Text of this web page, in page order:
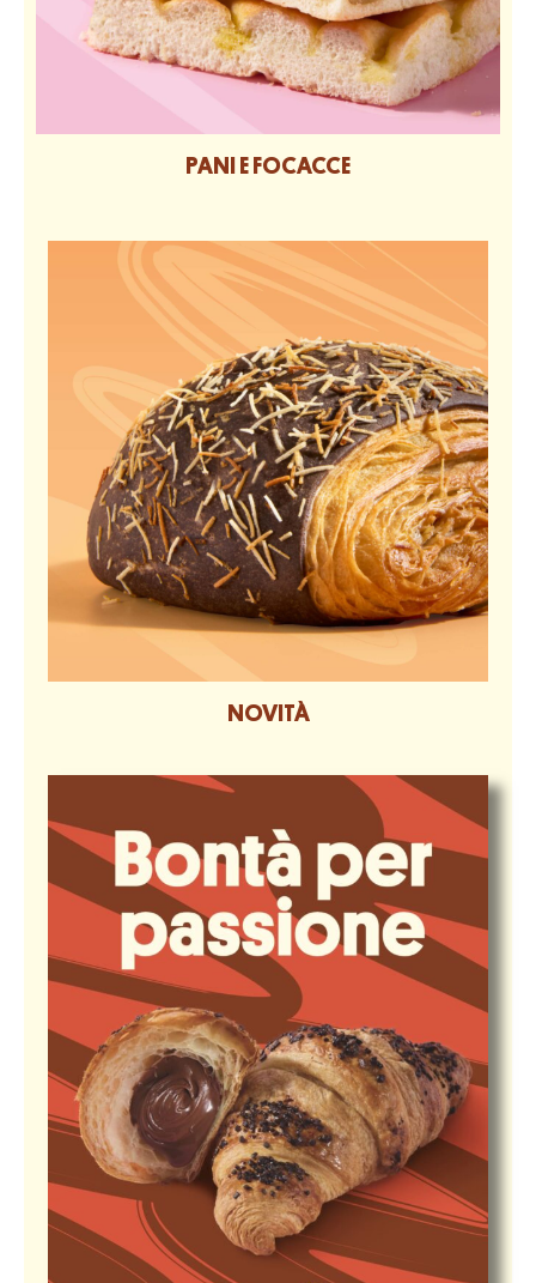
PANI E FOCACCE
NOVITÀ